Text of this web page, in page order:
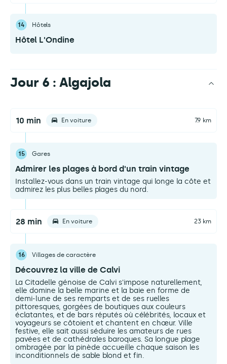
14 Hôtels
Hôtel L'Ondine
Jour 6 : Algajola
10 min En voiture 7.9 km
15 Gares
Admirer les plages à bord d'un train vintage
Installez-vous dans un train vintage qui longe la côte et
admirez les plus belles plages du nord.
28 min En voiture 23 km
16 Villages de caractère
Découvrez la ville de Calvi
La Citadelle génoise de Calvi s'impose naturellement,
elle domine la belle marine et la baie en forme de
demi-lune de ses remparts et de ses ruelles
pittoresques, gorgées de boutiques aux couleurs
éclatantes, et de bars réputés où célébrités, locaux et
voyageurs se côtoient et chantent en chœur. Ville
festive, elle sait aussi séduire les amateurs de rues
pavées et de cathédrales baroques. Sa longue plage
ombragée par la pinède accueille chaque saison les
inconditionnels de sable blond et fin.